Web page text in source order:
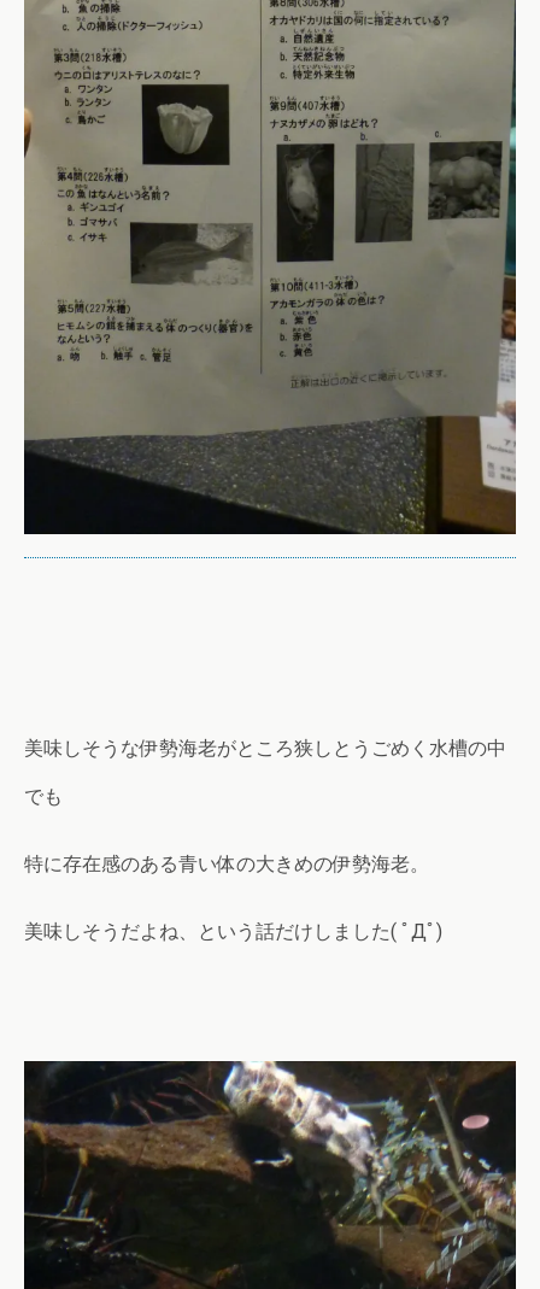
美味しそうな伊勢海老がところ狭しとうごめく水槽の中
でも
特に存在感のある青い体の大きめの伊勢海老。
美味しそうだよね、という話だけしました( ﾟДﾟ)